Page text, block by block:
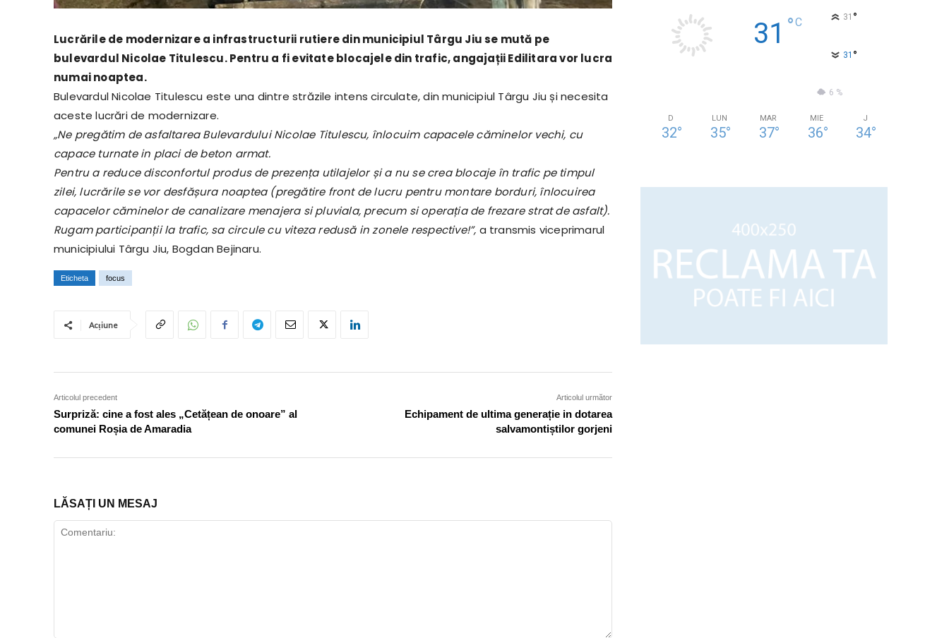
Lucrările de modernizare a infrastructurii rutiere din municipiul Târgu Jiu se mută pe
bulevardul Nicolae Titulescu. Pentru a fi evitate blocajele din trafic, angajații Edilitara vor lucra
numai noaptea.
Bulevardul Nicolae Titulescu este una dintre străzile intens circulate, din municipiul Târgu Jiu și necesita
aceste lucrări de modernizare.
„Ne pregătim de asfaltarea Bulevardului Nicolae Titulescu, înlocuim capacele căminelor vechi, cu
capace turnate in placi de beton armat.
Pentru a reduce disconfortul produs de prezența utilajelor și a nu se crea blocaje în trafic pe timpul
zilei, lucrările se vor desfășura noaptea (pregătire front de lucru pentru montare borduri, înlocuirea
capacelor căminelor de canalizare menajera si pluviala, precum si operația de frezare strat de asfalt).
Rugam participanții la trafic, sa circule cu viteza redusă in zonele respective!”, a transmis viceprimarul
municipiului Târgu Jiu, Bogdan Bejinaru.
Eticheta focus
Acțiune
Articolul precedent
Surpriză: cine a fost ales „Cetățean de onoare” al
comunei Roșia de Amaradia
Articolul următor
Echipament de ultima generație in dotarea
salvamontiștilor gorjeni
LĂSAȚI UN MESAJ
31 °C 31 °
31 °
6 %
D
32°
LUN
35°
MAR
37°
MIE
36°
J
34°